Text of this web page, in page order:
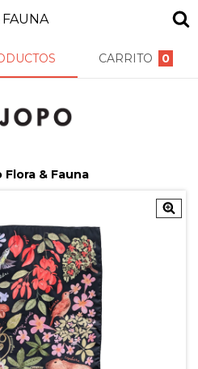
CARRITO 0
Flora & Fauna